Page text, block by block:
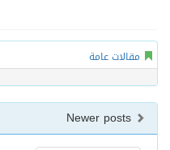
مقالات عامة